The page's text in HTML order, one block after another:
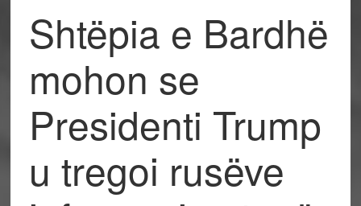
Shtëpia e Bardhë
mohon se
Presidenti Trump
u tregoi rusëve